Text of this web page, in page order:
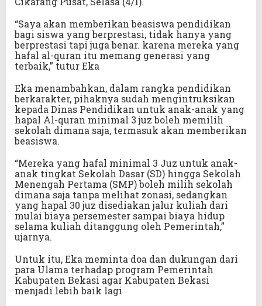
“Saya akan memberikan beasiswa pendidikan
bagi siswa yang berprestasi, tidak hanya yang
berprestasi tapi juga benar. karena mereka yang
hafal al-quran itu memang generasi yang
terbaik,” tutur Eka
Eka menambahkan, dalam rangka pendidikan
berkarakter, pihaknya sudah mengintruksikan
kepada Dinas Pendidikan untuk anak-anak yang
hapal Al-quran minimal 3 juz boleh memilih
sekolah dimana saja, termasuk akan memberikan
beasiswa.
“Mereka yang hafal minimal 3 Juz untuk anak-
anak tingkat Sekolah Dasar (SD) hingga Sekolah
Menengah Pertama (SMP) boleh milih sekolah
dimana saja tanpa melihat zonasi, sedangkan
yang hapal 30 juz disediakan jalur kuliah dari
mulai biaya persemester sampai biaya hidup
selama kuliah ditanggung oleh Pemerintah,”
ujarnya.
Untuk itu, Eka meminta doa dan dukungan dari
para Ulama terhadap program Pemerintah
Kabupaten Bekasi agar Kabupaten Bekasi
menjadi lebih baik lagi